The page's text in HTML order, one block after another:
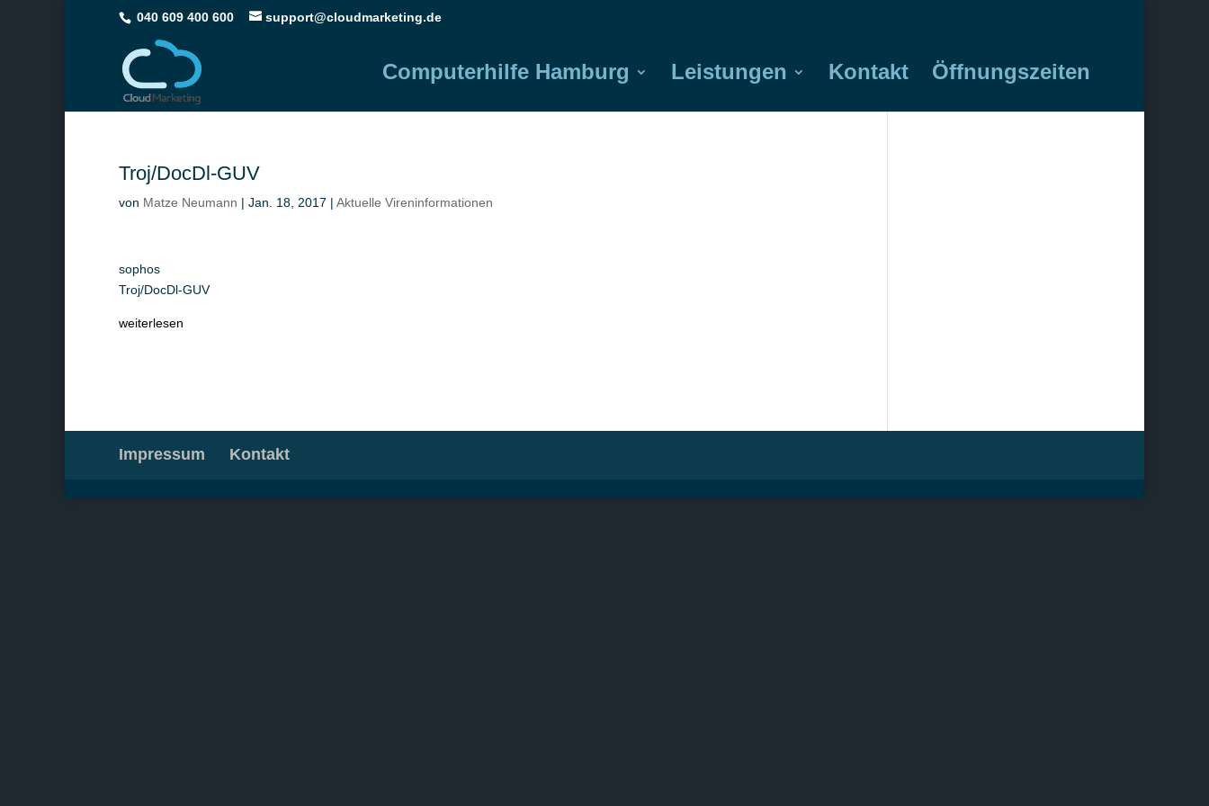
040 609 400 600 support@cloudmarketing.de
Computerhilfe Hamburg Leistungen Kontakt Öffnungszeiten
Troj/DocDl-GUV
von Matze Neumann | Jan. 18, 2017 | Aktuelle Vireninformationen
sophos
Troj/DocDl-GUV
weiterlesen
Impressum Kontakt